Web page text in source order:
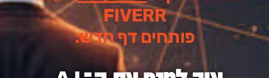
FIVERR
פותחים דף חדש: